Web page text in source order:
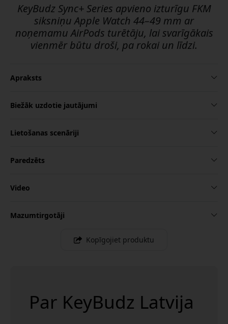
KeyBudz Sync+ Series apvieno izturīgu FKM
siksniņu Apple Watch 44–49 mm ar
noņemamu AirPods turētāju, lai svarīgākais
vienmēr būtu droši, pa rokai un līdzi.
Apraksts
Biežāk uzdotie jautājumi
Lietošanas scenāriji
Paredzēts
Video
Mazumtirgotāji
Kopīgojiet produktu
Par KeyBudz Latvija